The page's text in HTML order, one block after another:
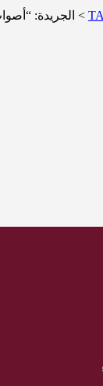
> الجريدة: